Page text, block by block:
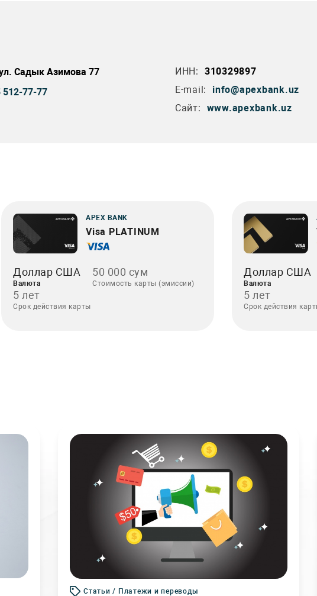
Садык Азимова 77
512-77-77
ИНН:
310329897
E-mail:
info@apexbank.uz
Сайт:
www.apexbank.uz
APEX BANK
Visa PLATINUM
Доллар США
Валюта
50 000 сум
Стоимость карты (эмиссии)
5 лет
Срок действия карты
Доллар США
Валюта
5 лет
Срок действия
Статьи / Платежи и переводы